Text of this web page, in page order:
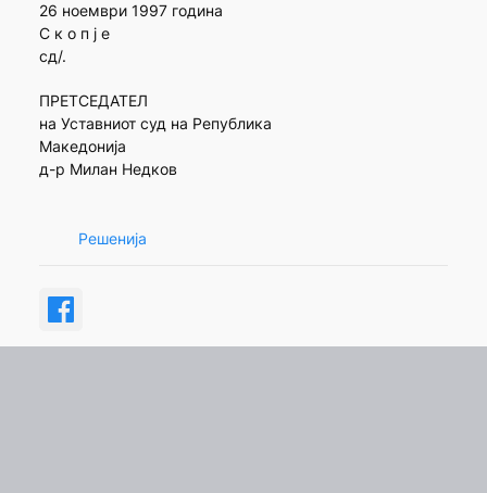
26 ноември 1997 година
С к о п ј е
сд/.
ПРЕТСЕДАТЕЛ
на Уставниот суд на Република
Македонија
д-р Милан Недков
Решенија